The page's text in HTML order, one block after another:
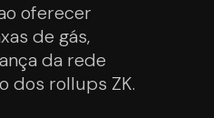
oferecer
de gás,
da rede
dos rollups ZK.